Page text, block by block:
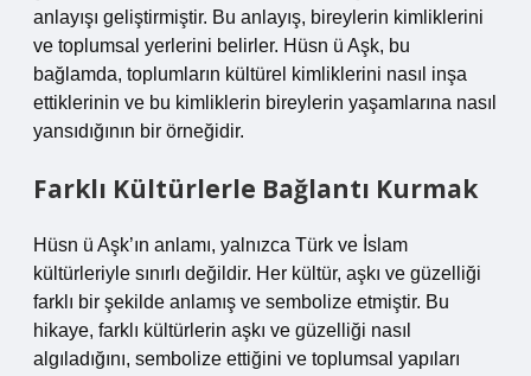
anlayışı geliştirmiştir. Bu anlayış, bireylerin kimliklerini
ve toplumsal yerlerini belirler. Hüsn ü Aşk, bu
bağlamda, toplumların kültürel kimliklerini nasıl inşa
ettiklerinin ve bu kimliklerin bireylerin yaşamlarına nasıl
yansıdığının bir örneğidir.
Farklı Kültürlerle Bağlantı Kurmak
Hüsn ü Aşk’ın anlamı, yalnızca Türk ve İslam
kültürleriyle sınırlı değildir. Her kültür, aşkı ve güzelliği
farklı bir şekilde anlamış ve sembolize etmiştir. Bu
hikaye, farklı kültürlerin aşkı ve güzelliği nasıl
algıladığını, sembolize ettiğini ve toplumsal yapıları